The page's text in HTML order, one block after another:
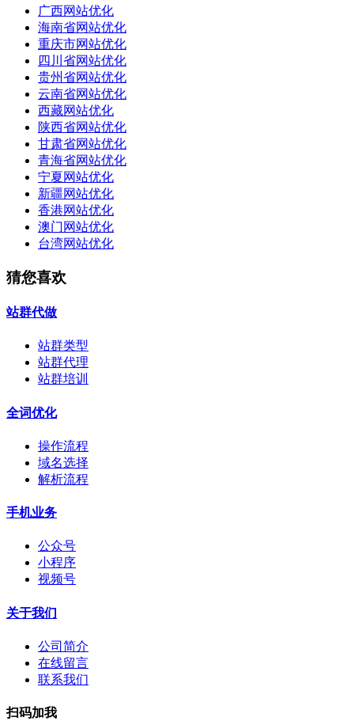
广西网站优化
海南省网站优化
重庆市网站优化
四川省网站优化
贵州省网站优化
云南省网站优化
西藏网站优化
陕西省网站优化
甘肃省网站优化
青海省网站优化
宁夏网站优化
新疆网站优化
香港网站优化
澳门网站优化
台湾网站优化
猜您喜欢
站群代做
站群类型
站群代理
站群培训
全词优化
操作流程
域名选择
解析流程
手机业务
公众号
小程序
视频号
关于我们
公司简介
在线留言
联系我们
扫码加我